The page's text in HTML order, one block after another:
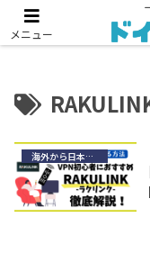
【2024年版】海
海外から日本のテレビを見る
メニュー